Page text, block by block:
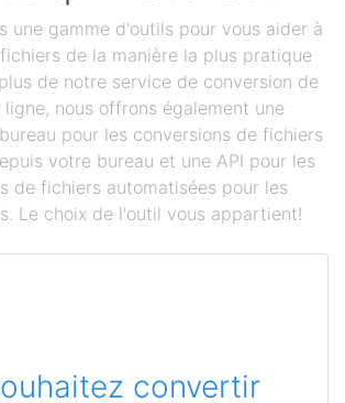
une gamme d'outils pour vous aider à
de la manière la plus pratique
de notre service de conversion de
nous offrons également une
pour les conversions de fichiers
votre bureau et une API pour les
de fichiers automatisées pour les
Le choix de l'outil vous appartient!
convertir